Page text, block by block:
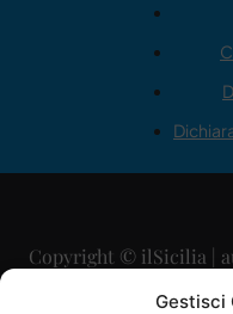
Gestisci
Copyright © ilSicilia |